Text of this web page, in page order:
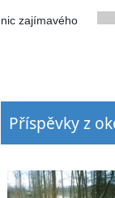
nic zajímavého
Příspěvky z